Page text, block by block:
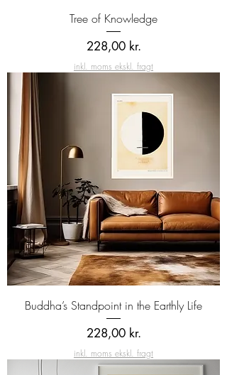
Tree of Knowledge
Pris
228,00 kr.
inkl. moms ekskl. fragt
Buddha’s Standpoint in the Earthly Life
Pris
228,00 kr.
inkl. moms ekskl. fragt